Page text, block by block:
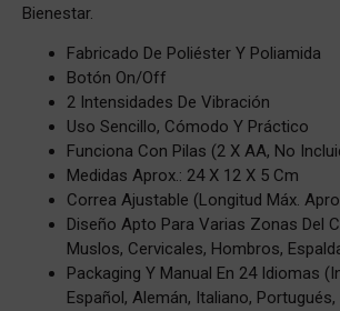
Bienestar.
Fabricado De Poliéster Y Poliamida
Botón On/off
2 Intensidades De Vibración
Uso Sencillo, Cómodo Y Práctico
Funciona Con Pilas (2 X AA, No
Medidas Aprox.: 24 X 12 X 5 Cm
Correa Ajustable (longitud Máx.
Diseño Apto Para Varias Zonas Del
Muslos, Cervicales, Hombros,
Packaging Y Manual En 24 Idiomas
Español, Alemán, Italiano,